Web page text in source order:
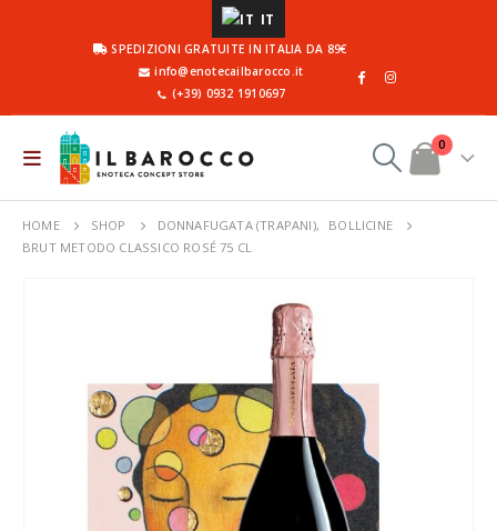
IT
SPEDIZIONI GRATUITE IN ITALIA DA 89€
info@enotecailbarocco.it
(+39) 0932 1910697
0
HOME SHOP DONNAFUGATA (TRAPANI),
BOLLICINE
BRUT METODO CLASSICO ROSÉ 75 CL